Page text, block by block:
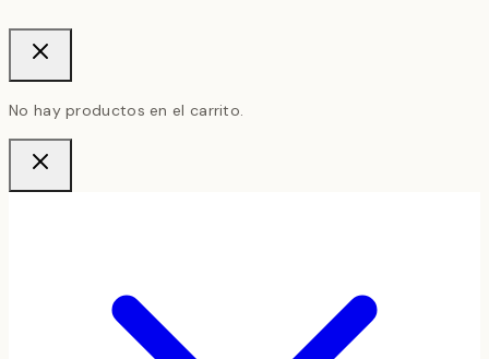
No hay productos en el carrito.